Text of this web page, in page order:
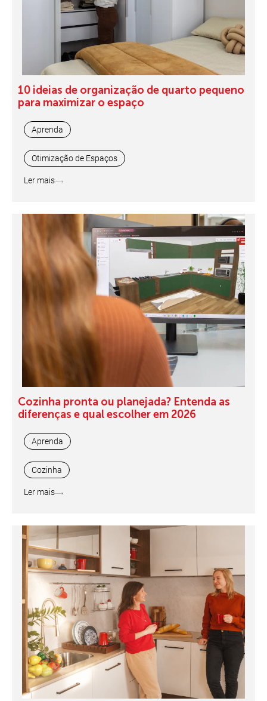
10 ideias de organização de quarto pequeno
para maximizar o espaço
Aprenda
Otimização de Espaços
Ler mais
Cozinha pronta ou planejada? Entenda as
diferenças e qual escolher em 2026
Aprenda
Cozinha
Ler mais